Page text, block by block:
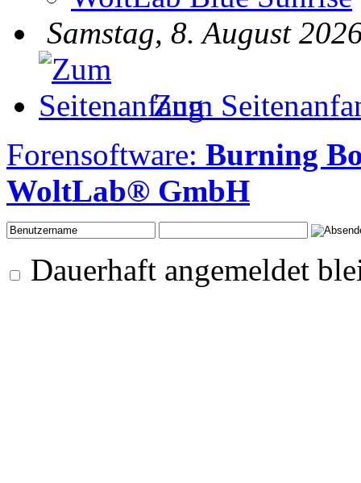
Samstag, 8. August
Zum
Forensoftware: Burning
WoltLab® GmbH
Dauerhaft angemeldet